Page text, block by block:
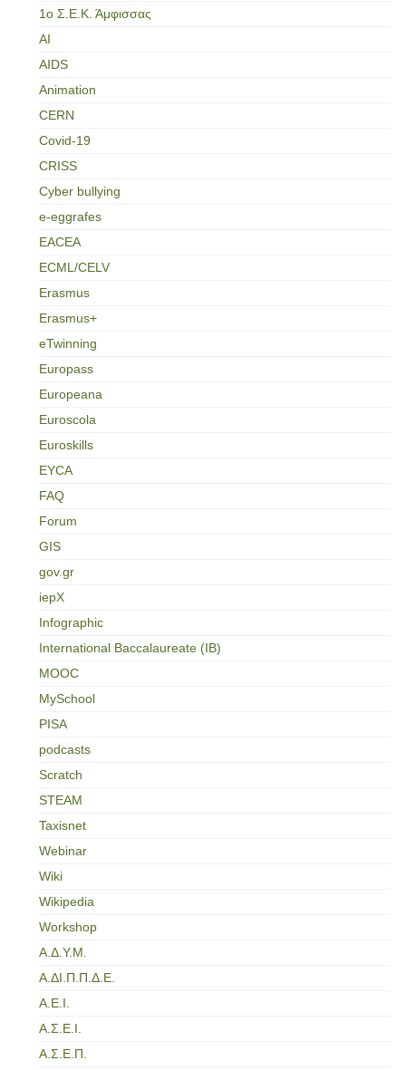
1ο Σ.Ε.Κ. Άμφισσας
AI
AIDS
Animation
CERN
Covid-19
CRISS
Cyber bullying
e-eggrafes
EACEA
ECML/CELV
Erasmus
Erasmus+
eTwinning
Europass
Europeana
Euroscola
Euroskills
EYCA
FAQ
Forum
GIS
gov.gr
iepX
Infographic
International Baccalaureate (IB)
MOOC
MySchool
PISA
podcasts
Scratch
STEAM
Taxisnet
Webinar
Wiki
Wikipedia
Workshop
Α.Δ.Υ.Μ.
Α.ΔΙ.Π.Π.Δ.Ε.
Α.Ε.Ι.
Α.Σ.Ε.Ι.
Α.Σ.Ε.Π.